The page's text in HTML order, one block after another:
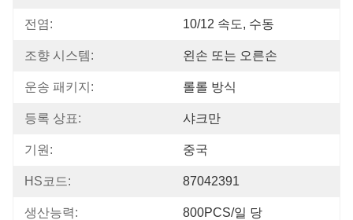
전염: 10/12 속도, 수동
조향 시스템: 왼손 또는 오른손
운송 패키지: 롤롤 방식
등록 상표: 샤크만
기원: 중국
HS코드: 87042391
생산능력: 800PCS/일 당